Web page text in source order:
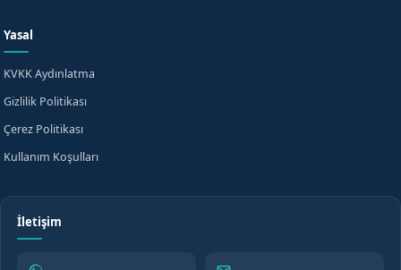
Yasal
KVKK Aydınlatma
Gizlilik Politikası
Çerez Politikası
Kullanım Koşulları
İletişim